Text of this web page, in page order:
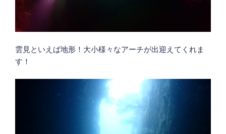
雲見といえば地形！大小様々なアーチが出迎えてくれま
す！